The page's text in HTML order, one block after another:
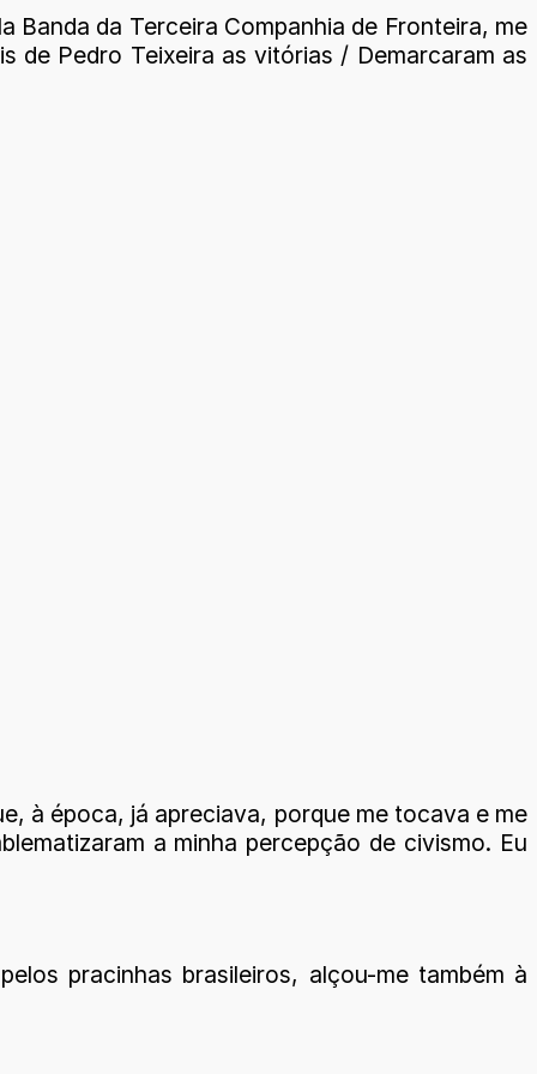
Banda da Terceira Companhia de Fronteira, me
de Pedro Teixeira as vitórias / Demarcaram as
à época, já apreciava, porque me tocava e me
a minha percepção de civismo. Eu
pracinhas brasileiros, alçou-me também à